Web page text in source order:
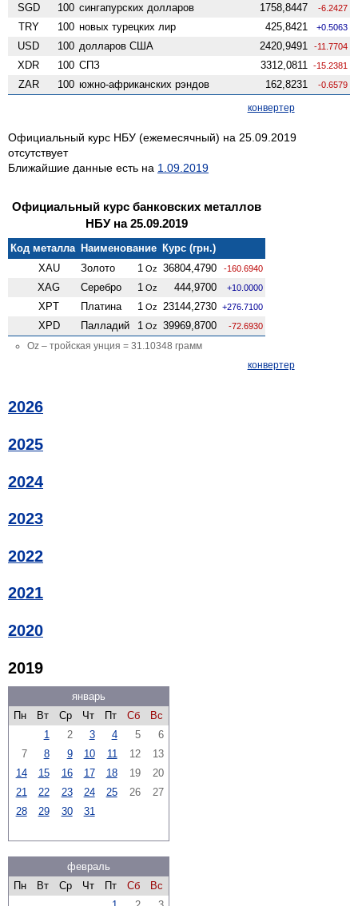
SGD 100 сингапурских долларов 1758,8447 -6.2427
TRY 100 новых турецких лир 425,8421 +0.5063
USD 100 долларов США 2420,9491 -11.7704
XDR 100 СПЗ 3312,0811 -15.2381
ZAR 100 южно-африканских рэндов 162,8231 -0.6579
конвертер
Официальный курс НБУ (ежемесячный) на 25.09.2019
отсутствует
Ближайшие данные есть на 1.09.2019
Официальный курс банковских металлов
НБУ на 25.09.2019
Код металла Наименование Курс (грн.)
XAU
Золото 1 Oz 36804,4790 -160.6940
XAG Серебро 1 Oz 444,9700 +10.0000
XPT Платина 1 Oz 23144,2730 +276.7100
XPD Палладий 1 Oz 39969,8700 -72.6930
Oz – тройская унция = 31.10348 грамм
конвертер
2026
2025
2024
2023
2022
2021
2020
2019
январь
Пн
Вт Ср Чт Пт Сб
Вс
1
2 3 4 5
6
7
8 9 10 11 12
13
14
15 16 17 18 19
20
21
22 23 24 25 26
27
28
29 30 31
февраль
Пн
Вт Ср Чт Пт Сб
Вс